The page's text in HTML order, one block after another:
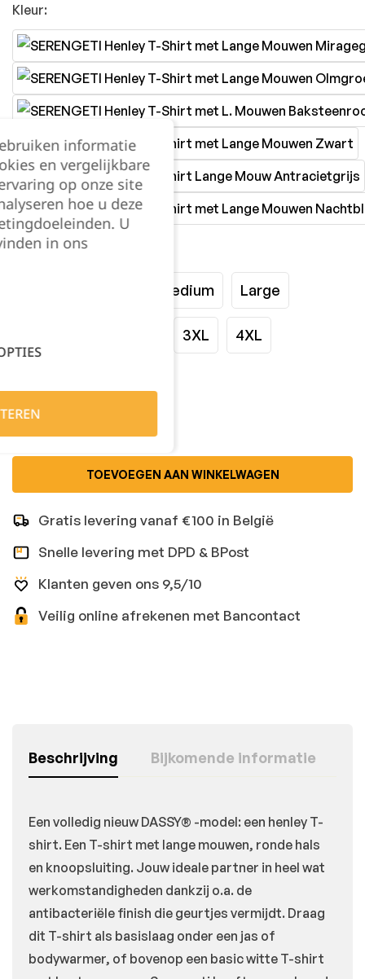
Kleur:
Maat:
Medium Large
3XL 4XL
TOEVOEGEN AAN WINKELWAGEN
Gratis levering vanaf €100 in België
Snelle levering met DPD & BPost
Klanten geven ons 9,5/10
Veilig online afrekenen met Bancontact
Beschrijving Bijkomende informatie
Een volledig nieuw DASSY® -model: een henley T-
shirt. Een T-shirt met lange mouwen, ronde hals
en knoopsluiting. Jouw ideale partner in heel wat
werkomstandigheden dankzij o.a. de
antibacteriële finish die geurtjes vermijdt. Draag
dit T-shirt als basislaag onder een jas of
bodywarmer, of bovenop een basic witte T-shirt
informatie
en vergelijkbare
op onze site
hoe u deze
U
in ons